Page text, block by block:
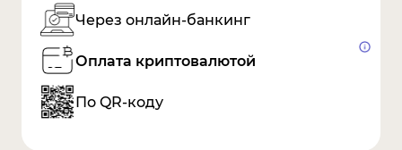
Через онлайн-банкинг
Оплата криптовалютой
По QR-коду